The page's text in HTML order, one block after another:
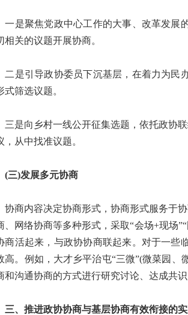
聚焦党政中心工作的大事、改革发展的
相关的议题开展协商。
引导政协委员下沉基层，在着力为民办
式筛选议题。
向乡村一线公开征集选题，依托政协联
，从中找准议题。
)发展多元协商
内容决定协商形式，协商形式服务于协
、网络协商等多种形式，采取“会场+现场
商活起来，与政协协商联起来。对于一些
高。例如，大才乡平治屯“三微”(微菜园
和沟通协商的方式进行研究讨论、达成共识
推进政协协商与基层协商有效衔接的实